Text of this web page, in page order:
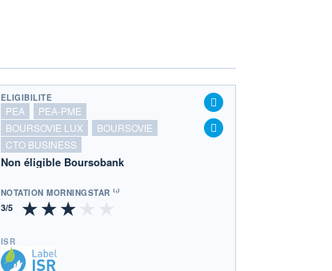
ÉLIGIBILITÉ
PEA
PEA-PME
BOURSOVIE LUX
BOURSOVIE
CTO BUSINESS
Non éligible Boursobank
NOTATION MORNINGSTAR ⁽¹⁾
ISR
Ce fonds détient le Label ISR (Investissement